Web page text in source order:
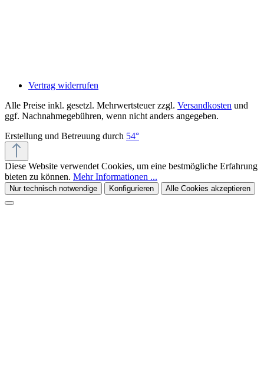
Vertrag widerrufen
Alle Preise inkl. gesetzl. Mehrwertsteuer zzgl. Versandkosten und
ggf. Nachnahmegebühren, wenn nicht anders angegeben.
Erstellung und Betreuung durch 54°
Diese Website verwendet Cookies, um eine bestmögliche Erfahrung
bieten zu können. Mehr Informationen ...
Nur technisch notwendige Konfigurieren Alle Cookies akzeptieren